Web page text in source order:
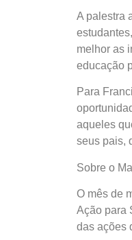
A palestra
melhor as
educação
Para
aqueles
seus pais,
Sobre o
O mês de
Ação para
das ações